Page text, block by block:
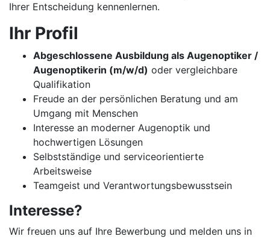
Ihrer Entscheidung kennenlernen.
Ihr Profil
Abgeschlossene Ausbildung als Augenoptiker /
Augenoptikerin (m/w/d) oder vergleichbare
Qualifikation
Freude an der persönlichen Beratung und am
Umgang mit Menschen
Interesse an moderner Augenoptik und
hochwertigen Lösungen
Selbstständige und serviceorientierte
Arbeitsweise
Teamgeist und Verantwortungsbewusstsein
Interesse?
Wir freuen uns auf Ihre Bewerbung und melden uns in